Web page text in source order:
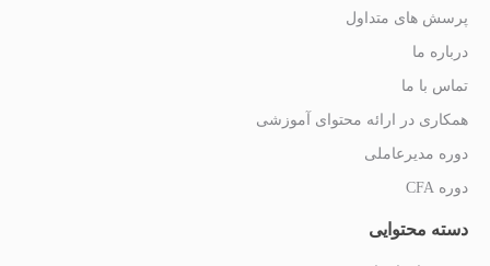
پرسش های متداول
درباره ما
تماس با ما
همکاری در ارائه محتوای آموزشی
دوره مدیرعاملی
دوره CFA
دسته محتوایی